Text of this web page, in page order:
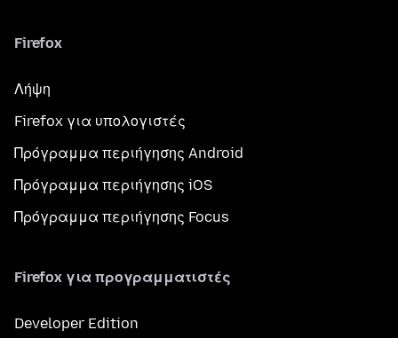
Firefox
Λήψη
Firefox για υπολογιστές
Πρόγραμμα περιήγησης Android
Πρόγραμμα περιήγησης iOS
Πρόγραμμα περιήγησης Focus
Firefox για προγραμματιστές
Developer Edition